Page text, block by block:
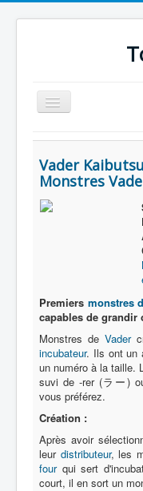
Basculer
la
Accueil
Toku-Actrices
Toku-Critiques
Dessins
Artiste Asperger
Lexique
Denshi
隊 デンジマ
électronique
Série
Vader
Monstres
Premiers monstres
capables de grandir
Monstres de Vader
incubateur. Ils ont un
un numéro à la taille.
suvi de -rer (ラー)
vous préférez.
Création :
Après avoir
leur distributeur, les
fourqui sert
court, il en sort un